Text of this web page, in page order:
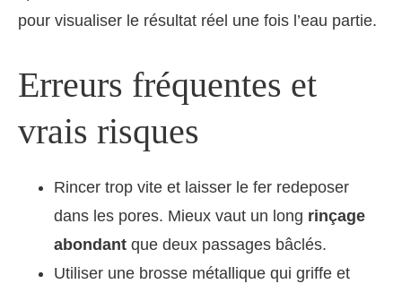
pour visualiser le résultat réel une fois l’eau partie.
Erreurs fréquentes et
vrais risques
Rincer trop vite et laisser le fer redeposer
dans les pores. Mieux vaut un long rinçage
abondant que deux passages bâclés.
Utiliser une brosse métallique qui griffe et